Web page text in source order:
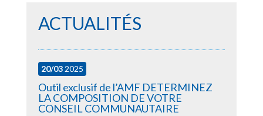
ACTUALITÉS
20/032025
Outil exclusif de l’AMF DETERMINEZ
LA COMPOSITION DE VOTRE
CONSEIL COMMUNAUTAIRE